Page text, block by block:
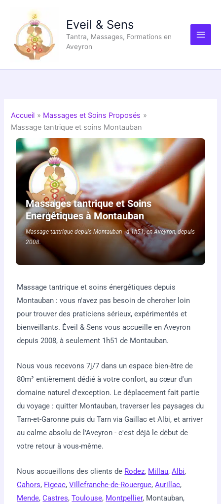
contenu
Eveil & Sens
Tantra, Massages, Formations en
Aveyron
Accueil
Massages et Soins Proposés
Massage tantrique et soins Montauban
Massages tantrique et Soins
Energétiques à Montauban
Massage tantrique depuis Montauban - à 1h51, en Aveyron, depuis
2008.
Massage tantrique et soins énergétiques depuis
Montauban : vous n'avez pas besoin de chercher loin
pour trouver des praticiens sérieux, expérimentés et
bienveillants. Éveil & Sens vous accueille en Aveyron
depuis 2008, à seulement 1h51 de Montauban.
Nous vous recevons 7j/7 dans un espace bien-être de
80m² entièrement dédié à votre confort, au cœur d'un
domaine naturel d'exception. Le déplacement fait partie
du voyage : quitter Montauban, traverser les paysages du
Tarn-et-Garonne puis du Tarn via Gaillac et Albi, et arriver
au calme absolu de l'Aveyron - c'est déjà le début de
votre retour à vous-même.
Nous accueillons des clients de Rodez, Millau,Albi,
Cahors, Figeac,Villefranche-de-Rouergue,Aurillac,
Mende,Castres,Toulouse, Montpellier, Montauban,